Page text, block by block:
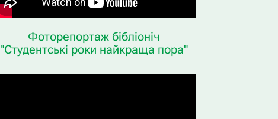
Фоторепортаж бібліоніч
"Студентські роки найкраща пора"